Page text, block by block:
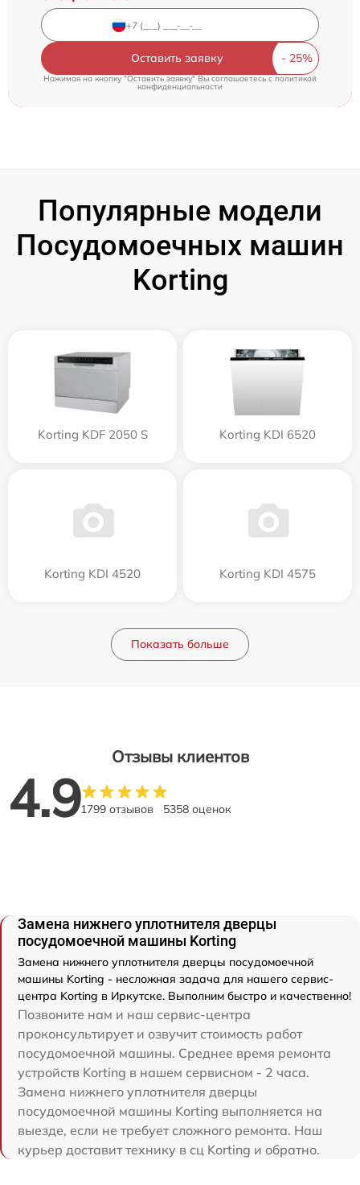
Оставить заявку
Нажимая на кнопку "Оставить заявку" Вы соглашаетесь c политикой
конфиденциальности
Популярные модели
Посудомоечных машин
Korting
Korting KDF 2050 S Korting KDI 6520
Korting KDI 4520 Korting KDI 4575
Показать больше
Отзывы клиентов
4.91799 отзывов 5358 оценок
Замена нижнего уплотнителя дверцы
посудомоечной машины Korting
Замена нижнего уплотнителя дверцы посудомоечной
машины Korting - несложная задача для нашего сервис-
центра Korting в Иркутске. Выполним быстро и качественно!
Позвоните нам и наш сервис-центра
проконсультирует и озвучит стоимость работ
посудомоечной машины. Среднее время ремонта
устройств Korting в нашем сервисном - 2 часа.
Замена нижнего уплотнителя дверцы
посудомоечной машины Korting выполняется на
выезде, если не требует сложного ремонта. Наш
курьер доставит технику в сц Korting и обратно.